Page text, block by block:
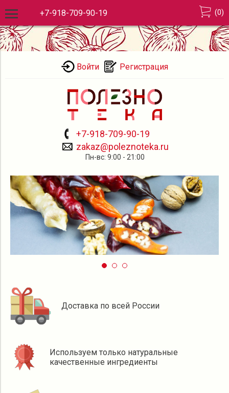
+7-918-709-90-19 (0)
Войти Регистрация
+7-918-709-90-19
zakaz@poleznoteka.ru
Пн-вс: 9:00 - 21:00
Доставка по всей России
Используем только натуральные
качественные ингредиенты